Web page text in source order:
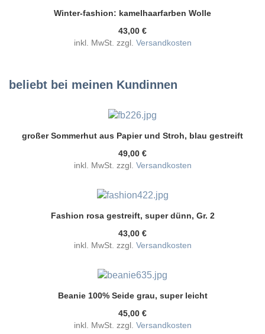
Winter-fashion: kamelhaarfarben Wolle
43,00 €
inkl. MwSt. zzgl. Versandkosten
beliebt bei meinen Kundinnen
großer Sommerhut aus Papier und Stroh, blau gestreift
49,00 €
inkl. MwSt. zzgl. Versandkosten
Fashion rosa gestreift, super dünn, Gr. 2
43,00 €
inkl. MwSt. zzgl. Versandkosten
Beanie 100% Seide grau, super leicht
45,00 €
inkl. MwSt. zzgl. Versandkosten